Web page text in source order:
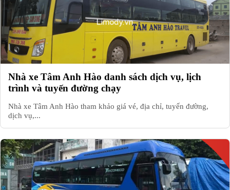
Nhà xe Tâm Anh Hào danh sách dịch vụ, lịch
trình và tuyến đường chạy
Nhà xe Tâm Anh Hào tham khảo giá vé, địa chỉ, tuyến đường,
dịch vụ,...